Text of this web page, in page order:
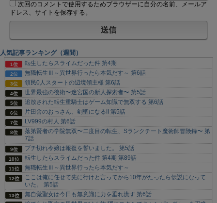
次回のコメントで使用するためブラウザーに自分の名前、メールア
ドレス、サイトを保存する。
人気記事ランキング（週間）
転生したらスライムだった件 第4期
無職転生Ⅲ～異世界行ったら本気だす～ 第6話
領民0人スタートの辺境領主様 第6話
世界最強の後衛〜迷宮国の新人探索者〜 第5話
追放された転生重騎士はゲーム知識で無双する 第6話
片田舎のおっさん、剣聖になるII 第5話
LV999の村人 第6話
落第賢者の学院無双〜二度目の転生、Sランクチート魔術師冒険録〜 第
7話
ブチ切れ令嬢は報復を誓いました。 第5話
転生したらスライムだった件 第4期 第89話
無職転生Ⅲ～異世界行ったら本気だす～
ここは俺に任せて先に行けと言ってから10年がたったら伝説になって
いた。 第5話
無自覚聖女は今日も無意識に力を垂れ流す 第6話